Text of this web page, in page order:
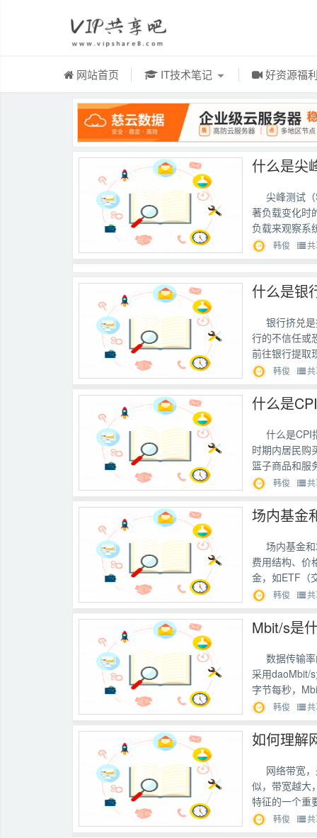
网站首页 IT技术笔记 好资源福利
什么是尖
尖峰测试
著负载变化时
负载来观察系
韩俊
什么是银
银行挤兑
行的不信任或
前往银行提取
韩俊
什么是
什么是CPI
时期内居民购
篮子商品和服
韩俊
场内基金
场内基金
费用结构、价
金，如ETF（
韩俊
Mbit/s是
数据传输
采用daoMbit/
字节每秒，
韩俊
如何理解
网络带宽
似，带宽越大
特征的一个重
韩俊